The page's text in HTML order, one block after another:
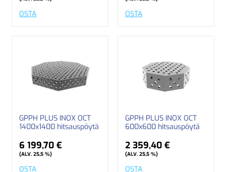
OSTA OSTA
GPPH PLUS INOX OCT
1400x1400 hitsauspöytä
6 199,70 €
(ALV. 25,5 %)
OSTA
GPPH PLUS INOX OCT
600x600 hitsauspöytä
2 359,40 €
(ALV. 25,5 %)
OSTA